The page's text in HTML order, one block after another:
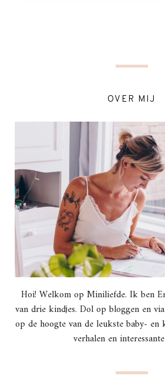
OVER MIJ
Hoi! Welkom op Miniliefde. Ik ben
van drie kindjes. Dol op bloggen en
op de hoogte van de leukste baby- en
verhalen en